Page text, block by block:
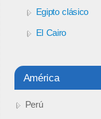
Egipto clásico
El Cairo
América
Perú